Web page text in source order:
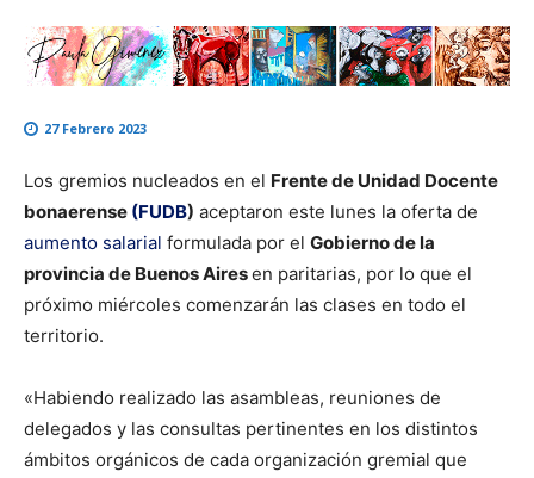
27 Febrero 2023
Los gremios nucleados en el Frente de Unidad Docente
bonaerense (FUDB) aceptaron este lunes la oferta de
aumento salarial formulada por el Gobierno de la
provincia de Buenos Airesen paritarias, por lo que el
próximo miércoles comenzarán las clases en todo el
territorio.
«Habiendo realizado las asambleas, reuniones de
delegados y las consultas pertinentes en los distintos
ámbitos orgánicos de cada organización gremial que